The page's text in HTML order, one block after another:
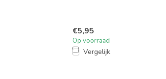
€5,95
Op voorraad
Vergelijk